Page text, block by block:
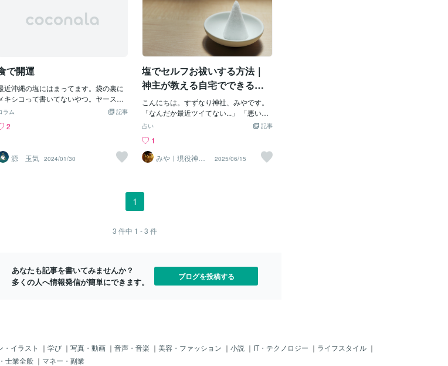
で開運
近沖縄の塩にはまってます。袋の裏に
キシコって書いてないやつ。ヤースー
んの動画見て沖縄物産展で買いました
気持ちが上がるなら、それで良し！口
良い。メレンゲクッキーに少し塩を入
て甘じょっぱいのにしたり塩マシュマ
記事
ラム
2
源 玉気 2024/01/30
塩でセルフお祓いする方法｜
神主が教える自宅でできる邪
気払いと浄化のやり方
こんにちは。すずなり神社、みやです。
「なんだか最近ツイてない...」 「悪いこ
とが続いて不安になる...」 「身の周りの
んな風に感じることはありませんか？ 実
は、古来から日本では「塩」には清めの
力があると信じられており、自宅で簡単
フお祓いは本当におすすめです。 今回
いの方法をお伝えします。 なぜ塩にはお
ほど塩が使われ、相撲の土俵にも清めの
塩がまかれます。 塩の浄化力には、いく
塩には物理的にも浄化作用があります。
細菌の繁殖を抑える防腐効果は、スピリ
記事
占い
1
みや｜現役神主■
鑑定 お祓い専門
2025/06/15
1
3 件中 1 - 3 件
あなたも記事を書いてみませんか？
多くの人へ情報発信が簡単にできます。
ブログを投稿する
・イラスト ｜ 学び ｜ 写真・動画 ｜ 音声・音楽 ｜ 美容・ファッション ｜ 小説 ｜ IT・テクノロジー ｜ ライフスタイル ｜
士業全般 ｜ マネー・副業